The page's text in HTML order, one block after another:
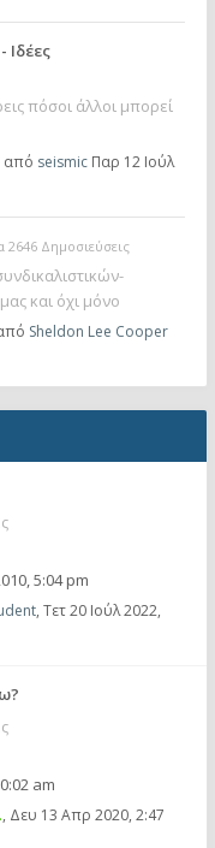
Ιδέες
πόσοι άλλοι μπορεί
από seismic Παρ 12 Ιούλ
2646 Δημοσιεύσεις
και όχι μόνο
Sheldon Lee Cooper
5:04 pm
, Τετ 20 Ιούλ 2022,
am
, Δευ 13 Απρ 2020, 2:47